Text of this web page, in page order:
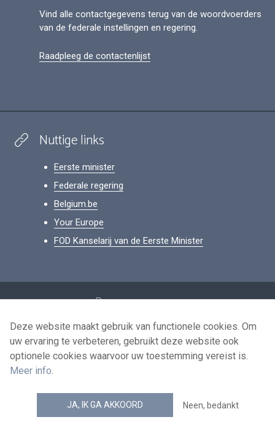
Vind alle contactgegevens terug van de woordvoerders
van de federale instellingen en regering.
Raadpleeg de contactenlijst
Nuttige links
Eerste minister
Federale regering
Belgium.be
Your Europe
FOD Kanselarij van de Eerste Minister
Persoonsgegevens
Voorwaarden voor het hergebruik
Contacteer ons
news.belgium RSS feed
© 2026 - news.belgium.be
Deze website maakt gebruik van functionele cookies. Om
uw ervaring te verbeteren, gebruikt deze website ook
optionele cookies waarvoor uw toestemming vereist is.
Meer info.
JA, IK GA AKKOORD Neen, bedankt